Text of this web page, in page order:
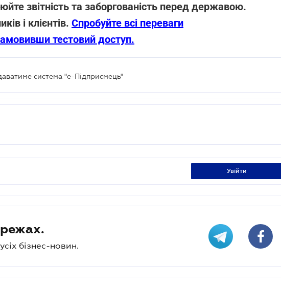
звітність та заборгованість перед державою.
і клієнтів. Спробуйте всі переваги
тестовий доступ.
система "е-Підприємець"
увійти
бізнес-новин.